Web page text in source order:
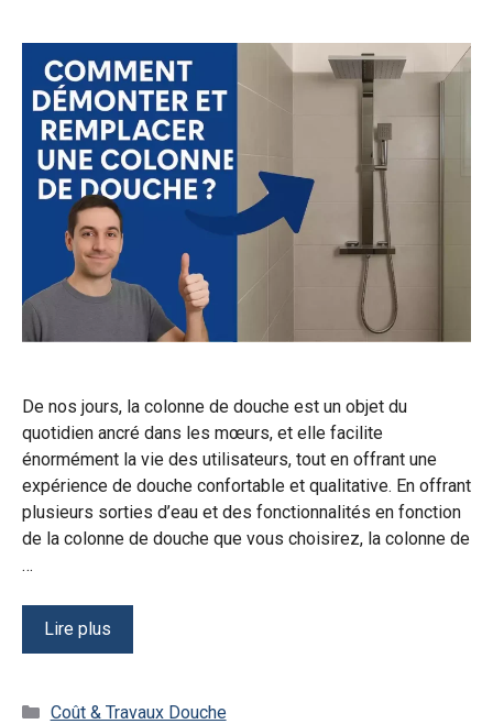
De nos jours, la colonne de douche est un objet du
quotidien ancré dans les mœurs, et elle facilite
énormément la vie des utilisateurs, tout en offrant une
expérience de douche confortable et qualitative. En offrant
plusieurs sorties d’eau et des fonctionnalités en fonction
de la colonne de douche que vous choisirez, la colonne de
…
Lire plus
Catégories
Coût & Travaux Douche